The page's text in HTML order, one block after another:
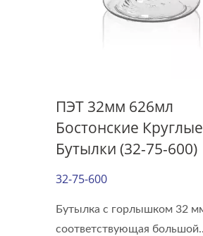
ПЭТ 32мм 626мл
Бостонские Круглые
Бутылки (32-75-600)
32-75-600
Бутылка с горлышком 32
соответствующая